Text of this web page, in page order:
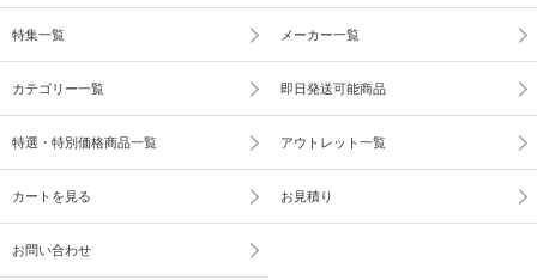
特集一覧 メーカー一覧
カテゴリー一覧 即日発送可能商品
特選・特別価格商品一覧 アウトレット一覧
カートを見る お見積り
お問い合わせ